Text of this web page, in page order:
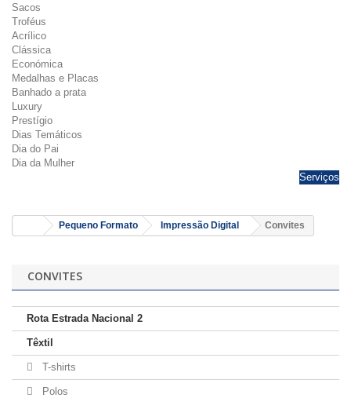
Sacos
Troféus
Acrílico
Clássica
Económica
Medalhas e Placas
Banhado a prata
Luxury
Prestígio
Dias Temáticos
Dia do Pai
Dia da Mulher
Serviços
Pequeno Formato Impressão Digital Convites
CONVITES
Rota Estrada Nacional 2
Têxtil
T-shirts
Polos